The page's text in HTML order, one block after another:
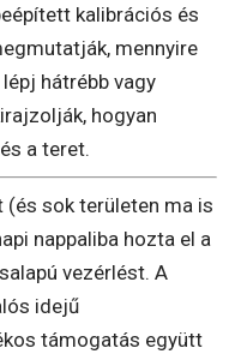
kalibrációs és
mennyire
hátrébb vagy
hogyan
a teret.
sok területen ma is
nappaliba hozta el a
vezérlést. A
idejű
támogatás együtt